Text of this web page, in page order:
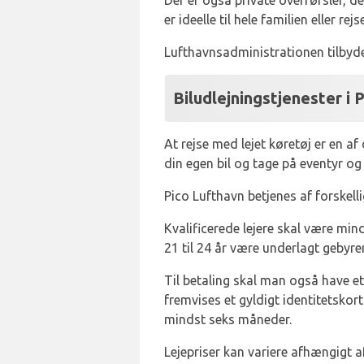
er ideelle til hele familien eller
Lufthavnsadministrationen
Biludlejningstjenester i
At rejse med lejet køretøj er en
din egen bil og tage på eventyr
Pico Lufthavn betjenes af
Kvalificerede lejere skal være
21 til 24 år være underlagt
Til betaling skal man også have
fremvises et gyldigt
mindst seks måneder.
Lejepriser kan variere afhængigt